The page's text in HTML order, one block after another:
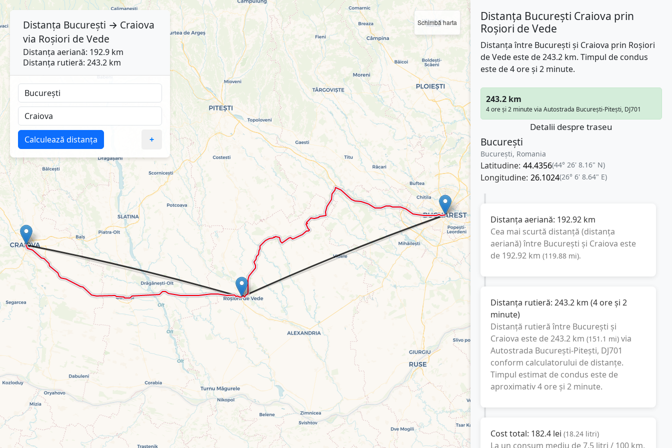
Schimbă harta
Distanța București Craiova prin
Roșiori de Vede
Distanța între București și Craiova prin Roșiori
de Vede este de 243.2 km. Timpul de condus
este de 4 ore și 2 minute.
243.2 km
4 ore și 2 minute via Autostrada București-Pitești, DJ701
Detalii despre traseu
București
București, Romania
Latitudine: 44.4356(44° 26' 8.16" N)
Longitudine: 26.1024(26° 6' 8.64" E)
Distanța aeriană: 192.92 km
Cea mai scurtă distanță (distanța
aeriană) între București și Craiova este
de 192.92 km (119.88 mi).
Distanța rutieră: 243.2 km (4 ore și 2
minute)
Distanță rutieră între București și
Craiova este de243.2 km (151.1 mi) via
Autostrada București-Pitești, DJ701
conform calculatorului de distanțe.
Timpul estimat de condus este de
aproximativ4 ore și 2 minute.
Cost total: 182.4 lei (18.24 litri)
La un consum mediu de7.5 litri / 100 km,
Distanța București → Craiova
via Roșiori de Vede
Distanța aeriană: 192.9 km
Distanța rutieră: 243.2 km
Calculează distanța +